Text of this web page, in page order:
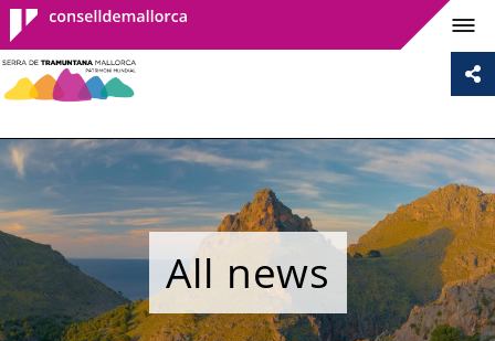
Consell de
Mallorca
All news